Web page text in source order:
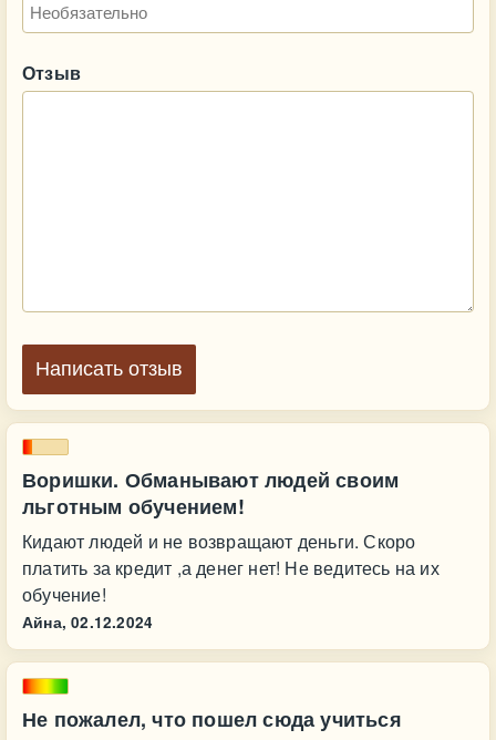
Воришки. Обманывают людей своим
льготным обучением!
Кидают людей и не возвращают деньги. Скоро
платить за кредит ,а денег нет! Не ведитесь на их
обучение!
Айна, 02.12.2024
Не пожалел, что пошел сюда учиться
Отзыв
Написать отзыв